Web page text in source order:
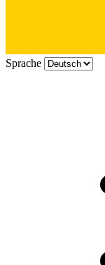
Sprache